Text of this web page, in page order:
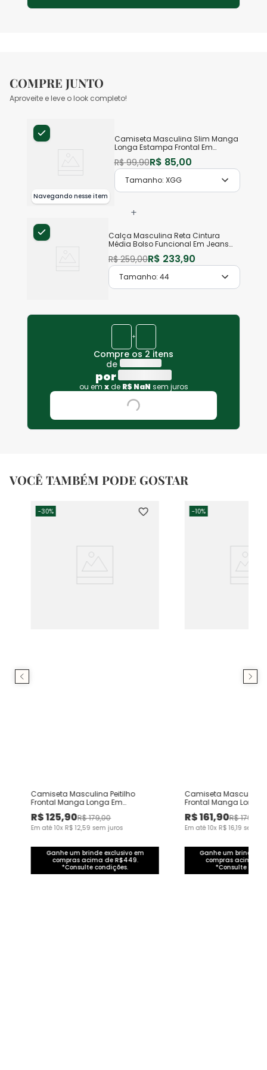
COMPRE JUNTO
Aproveite e leve o look completo!
Navegando nesse item
Camiseta Masculina Slim Manga
Longa Estampa Frontal Em
R$ 99,90R$ 85,00
Tamanho: XGG
+
Calça Masculina Reta Cintura
Média Bolso Funcional Em Jeans
Com Elastano
R$ 259,00R$ 233,90
Tamanho:44
+
Compre os 2 itens
de
por
ou em x de R$ NaN sem juros
VOCÊ TAMBÉM PODE GOSTAR
-30%
Camiseta Masculina Peitilho
Frontal Manga Longa Em
Moletinho Texturizado
R$125,90R$179,00
Em até10xR$ 12,59 sem juros
Ganhe um brinde exclusivo em
compras acima de R$449.
*Consulte condições.
-10%
Camiseta Masculina
Frontal Manga Longa
Moletinho Texturizado
R$161,90R$179
Em até10x R$ 16,19 sem
Ganhe um brinde
compras acima
*Consulte